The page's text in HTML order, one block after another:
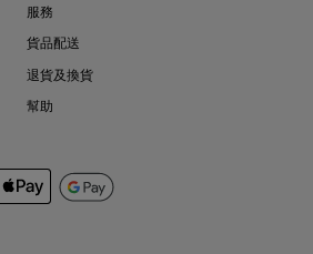
服務
貨品配送
退貨及換貨
幫助